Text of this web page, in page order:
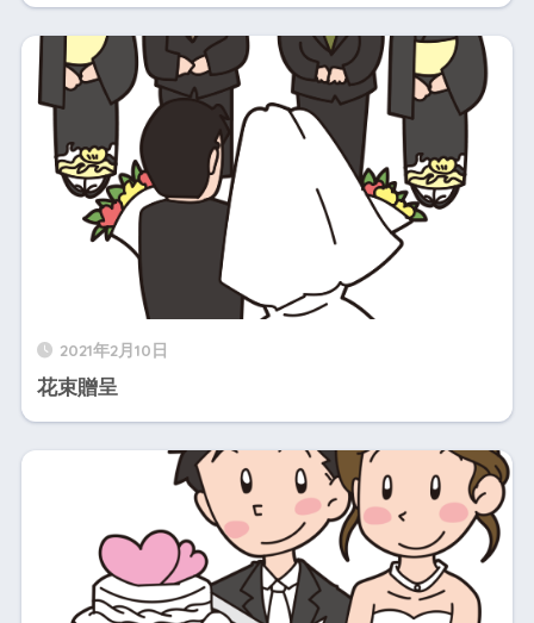
2021年2月10日
花束贈呈